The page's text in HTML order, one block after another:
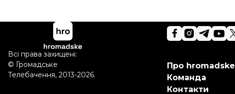
Про hromadske
Команда
Контакти
Всі права захищені:
© Громадське
Телебачення, 2013-2026.